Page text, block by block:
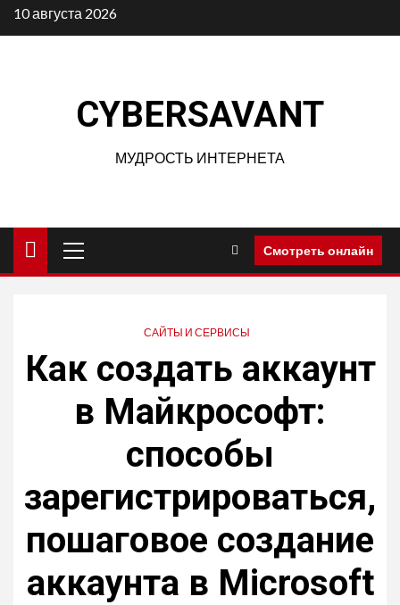
Перейти
к
10 августа 2026
CYBERSAVANT
МУДРОСТЬ ИНТЕРНЕТА
меню
Смотреть онлайн
САЙТЫ И СЕРВИСЫ
Как создать аккаунт
в Майкрософт:
способы
зарегистрироваться,
пошаговое создание
аккаунта в Microsoft